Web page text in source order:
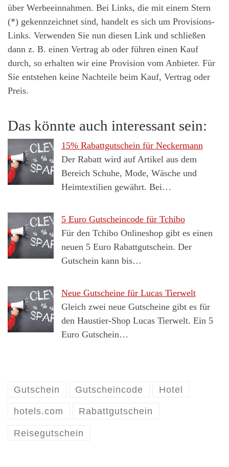
über Werbeeinnahmen. Bei Links, die mit einem Stern
(*) gekennzeichnet sind, handelt es sich um Provisions-
Links. Verwenden Sie nun diesen Link und schließen
dann z. B. einen Vertrag ab oder führen einen Kauf
durch, so erhalten wir eine Provision vom Anbieter. Für
Sie entstehen keine Nachteile beim Kauf, Vertrag oder
Preis.
Das könnte auch interessant sein:
15% Rabattgutschein für Neckermann
Der Rabatt wird auf Artikel aus dem
Bereich Schuhe, Mode, Wäsche und
Heimtextilien gewährt. Bei…
5 Euro Gutscheincode für Tchibo
Für den Tchibo Onlineshop gibt es einen
neuen 5 Euro Rabattgutschein. Der
Gutschein kann bis…
Neue Gutscheine für Lucas Tierwelt
Gleich zwei neue Gutscheine gibt es für
den Haustier-Shop Lucas Tierwelt. Ein 5
Euro Gutschein…
Gutschein Gutscheincode Hotel
hotels.com Rabattgutschein
Reisegutschein